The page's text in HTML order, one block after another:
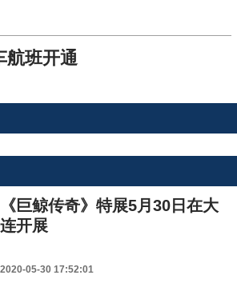
班开通
《巨鲸传奇》特展5月30日在大
连开展
2020-05-30 17:52:01